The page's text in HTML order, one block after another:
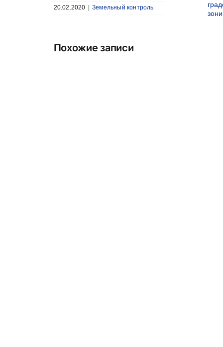
20.02.2020 Земельный контроль
Похожие записи